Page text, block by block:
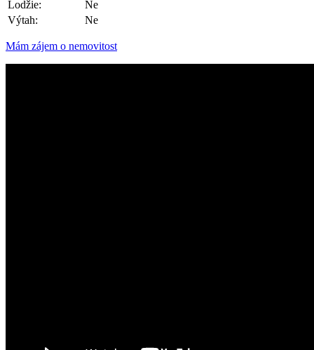
Lodžie:
Ne
Výtah:
Ne
Mám zájem o nemovitost